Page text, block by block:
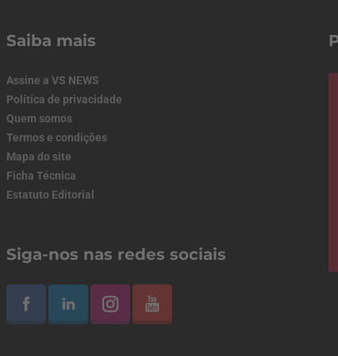
Saiba mais
Assine a VS NEWS
Política de privacidade
Quem somos
Termos e condições
Mapa do site
Ficha Técnica
Estatuto Editorial
Siga-nos nas redes sociais